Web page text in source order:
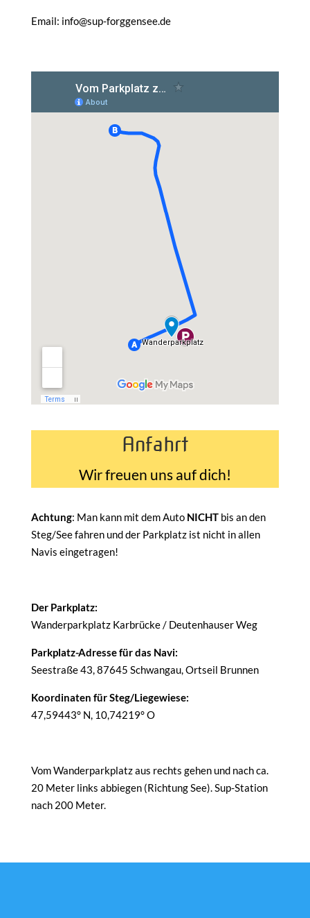
Email: info@sup-forggensee.de
Anfahrt
Wir freuen uns auf dich!
Achtung: Man kann mit dem Auto NICHT bis an den
Steg/See fahren und der Parkplatz ist nicht in allen
Navis eingetragen!
Der Parkplatz:
Wanderparkplatz Karbrücke / Deutenhauser Weg
Parkplatz-Adresse für das Navi:
Seestraße 43, 87645 Schwangau, Ortseil Brunnen
Koordinaten für Steg/Liegewiese:
47,59443° N, 10,74219° O
Vom Wanderparkplatz aus rechts gehen und nach ca.
20 Meter links abbiegen (Richtung See). Sup-Station
nach 200 Meter.